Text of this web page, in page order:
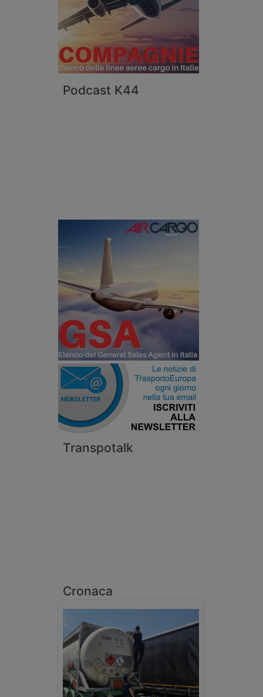
Podcast K44
Transpotalk
Cronaca